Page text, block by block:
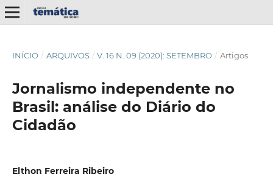
INÍCIO / ARQUIVOS / V. 16 N. 09 (2020): SETEMBRO / Artigos
Jornalismo independente no
Brasil: análise do Diário do
Cidadão
Elthon Ferreira Ribeiro